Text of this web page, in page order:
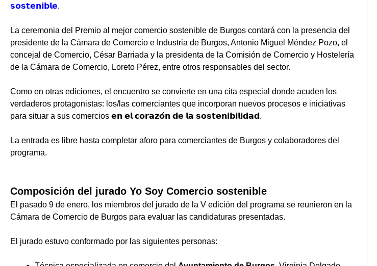
𝘀𝗼𝘀𝘁𝗲𝗻𝗶𝗯𝗹𝗲.
La ceremonia del Premio al mejor comercio sostenible de Burgos contará con la presencia del
presidente de la Cámara de Comercio e Industria de Burgos, Antonio Miguel Méndez Pozo, el
concejal de Comercio, César Barriada y la presidenta de la Comisión de Comercio y Hostelería
de la Cámara de Comercio, Loreto Pérez, entre otros responsables del sector.
Como en otras ediciones, el encuentro se convierte en una cita especial donde acuden los
verdaderos protagonistas: los/las comerciantes que incorporan nuevos procesos e iniciativas
para situar a sus comercios 𝗲𝗻 𝗲𝗹 𝗰𝗼𝗿𝗮𝘇𝗼́𝗻 𝗱𝗲 𝗹𝗮 𝘀𝗼𝘀𝘁𝗲𝗻𝗶𝗯𝗶𝗹𝗶𝗱𝗮𝗱.
La entrada es libre hasta completar aforo para comerciantes de Burgos y colaboradores del
programa.
Composición del jurado Yo Soy Comercio sostenible
El pasado 9 de enero, los miembros del jurado de la V edición del programa se reunieron en la
Cámara de Comercio de Burgos para evaluar las candidaturas presentadas.
El jurado estuvo conformado por las siguientes personas: